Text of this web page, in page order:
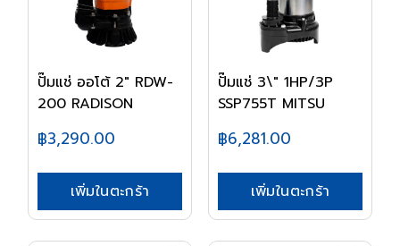
ปั๊มแช่ ออโต้ 2" RDW-
200 RADISON
฿3,290.00
เพิ่มในตะกร้า
ปั๊มแช่ 3\" 1HP/3P
SSP755T MITSU
฿6,281.00
เพิ่มในตะกร้า